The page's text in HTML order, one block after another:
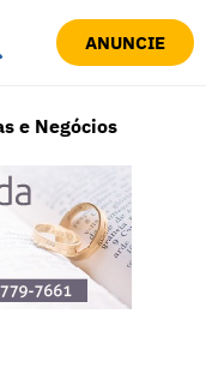
ANUNCIE
e Negócios